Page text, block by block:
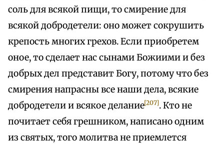
соль для всякой пищи, то смирение для
всякой добродетели: оно может сокрушить
крепость многих грехов. Если приобретем
оное, то сделает нас сынами Божиими и без
добрых дел представит Богу, потому что без
смирения напрасны все наши дела, всякие
добродетели и всякое делание[207]. Кто не
почитает себя грешником, написано одним
из святых, того молитва не приемлется